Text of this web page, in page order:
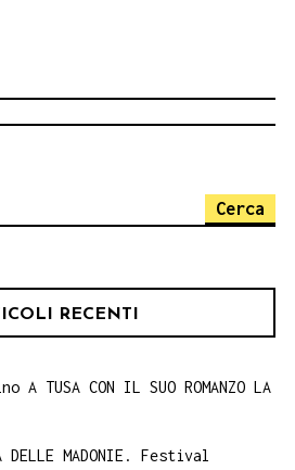
16
marzo
RECENTI
TUSA CON IL SUO ROMANZO LA
DELLE MADONIE. Festival